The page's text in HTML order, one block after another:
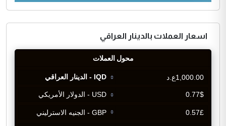
اسعار العملات بالدينار العراقي